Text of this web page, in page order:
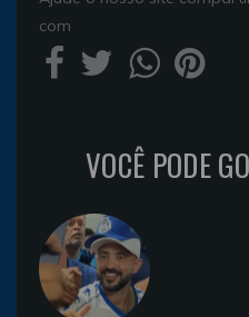
com
VOCÊ PODE